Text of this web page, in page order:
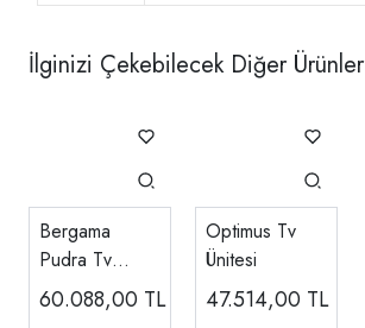
İlginizi Çekebilecek Diğer Ürünler
Bergama
Pudra Tv
Ünitesi
60.088,00 TL
Optimus Tv
Ünitesi
47.514,00 TL